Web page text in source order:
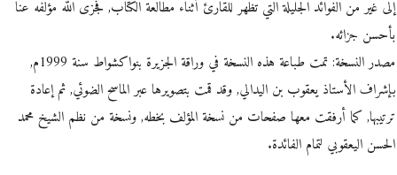
إلى غير من الفوائد الجليلة التي تظهر للقارئ أثناء مطالعة الكتاب, فجزى الله مؤلفه عنا
بأحسن جزائه.
مصدر النسخة: تمت طباعة هذه النسخة في وراقة الجزيرة بنواكشواط سنة 1999م,
بإشراف الأستاذ يعقوب بن اليدالي, وقد قمت بتصويرها عبر الماسح الضوئي, ثم إعادة
ترتيبها, كما أرفقت معها صفحات من نسخة المؤلف بخطه, ونسخة من نظم الشيخ محمد
الحسن اليعقوبي لتمام الفائدة.